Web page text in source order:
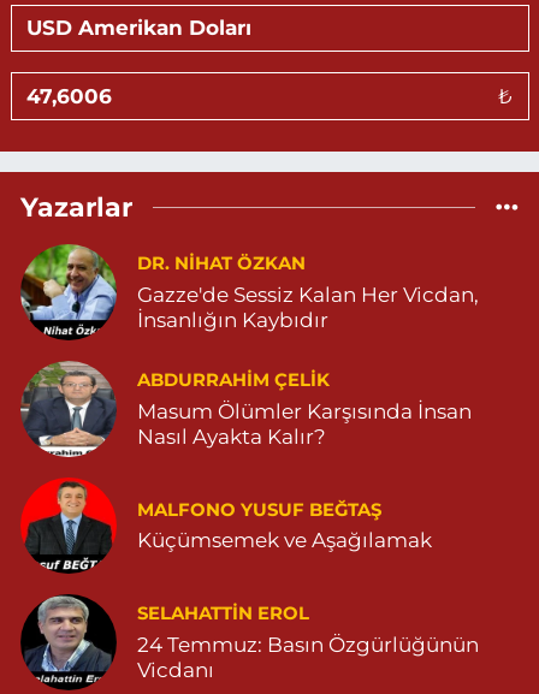
Gündüz Eczanesi
BAHÇEBAŞI MAHALLESİ SELAHADDİN EYYÜBİ CADDE NO:39 B
04823812323
Aksoy Eczanesi
KAPLAN MAH. MARDİN CAD. NO:21 A 04825030197
0 (482) 503 01 97 Yol Tarifi Al
GÜNDOĞAN MAHALLESİ STAD CADDESİ NO:36 A 05380544155
0 (538) 054 41 55 Yol Tarifi Al
Huzur Eczanesi
GÜL MAHALLESİ VATAN CADDE NO:4A 04825912517
0 (482) 591 25 17 Yol Tarifi Al
Dara Eczanesi
NUR MAHALLESİ VALİ OZAN CADDESİ DIŞ KAPI NO:122G
DEVLET HASTANESİ KARŞISI (DİYARBAKIR YOLU CEPHESİ)
04822125304
₺
Yazarlar
DR. NIHAT ÖZKAN
Gazze'de Sessiz Kalan Her Vicdan,
İnsanlığın Kaybıdır
ABDURRAHIM ÇELİK
Masum Ölümler Karşısında İnsan
Nasıl Ayakta Kalır?
MALFONO YUSUF BEĞTAŞ
Küçümsemek ve Aşağılamak
SELAHATTIN EROL
24 Temmuz: Basın Özgürlüğünün
Vicdanı